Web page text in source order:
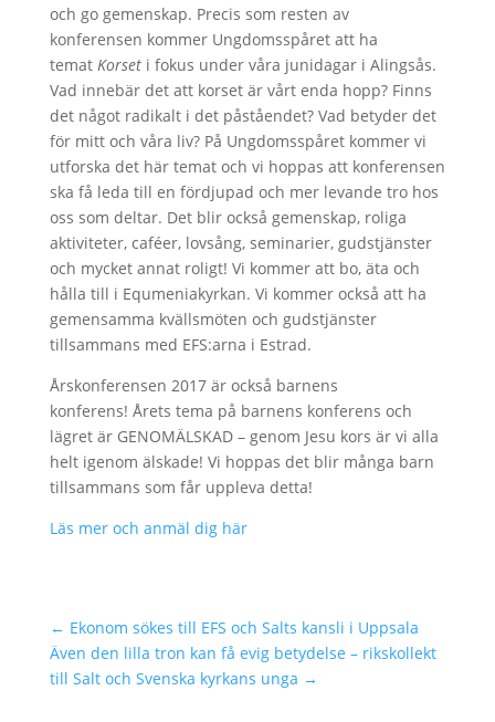
och go gemenskap. Precis som resten av
konferensen kommer Ungdomsspåret att ha
temat Korseti fokus under våra junidagar i Alingsås.
Vad innebär det att korset är vårt enda hopp? Finns
det något radikalt i det påståendet? Vad betyder det
för mitt och våra liv? På Ungdomsspåret kommer vi
utforska det här temat och vi hoppas att konferensen
ska få leda till en fördjupad och mer levande tro hos
oss som deltar. Det blir också gemenskap, roliga
aktiviteter, caféer, lovsång, seminarier, gudstjänster
och mycket annat roligt! Vi kommer att bo, äta och
hålla till i Equmeniakyrkan. Vi kommer också att ha
gemensamma kvällsmöten och gudstjänster
tillsammans med EFS:arna i Estrad.
Årskonferensen 2017 är också barnens
konferens! Årets tema på barnens konferens och
lägret är GENOMÄLSKAD – genom Jesu kors är vi alla
helt igenom älskade! Vi hoppas det blir många barn
tillsammans som får uppleva detta!
Läs mer och anmäl dig här
← Ekonom sökes till EFS och Salts kansli i Uppsala
Även den lilla tron kan få evig betydelse – rikskollekt
till Salt och Svenska kyrkans unga →